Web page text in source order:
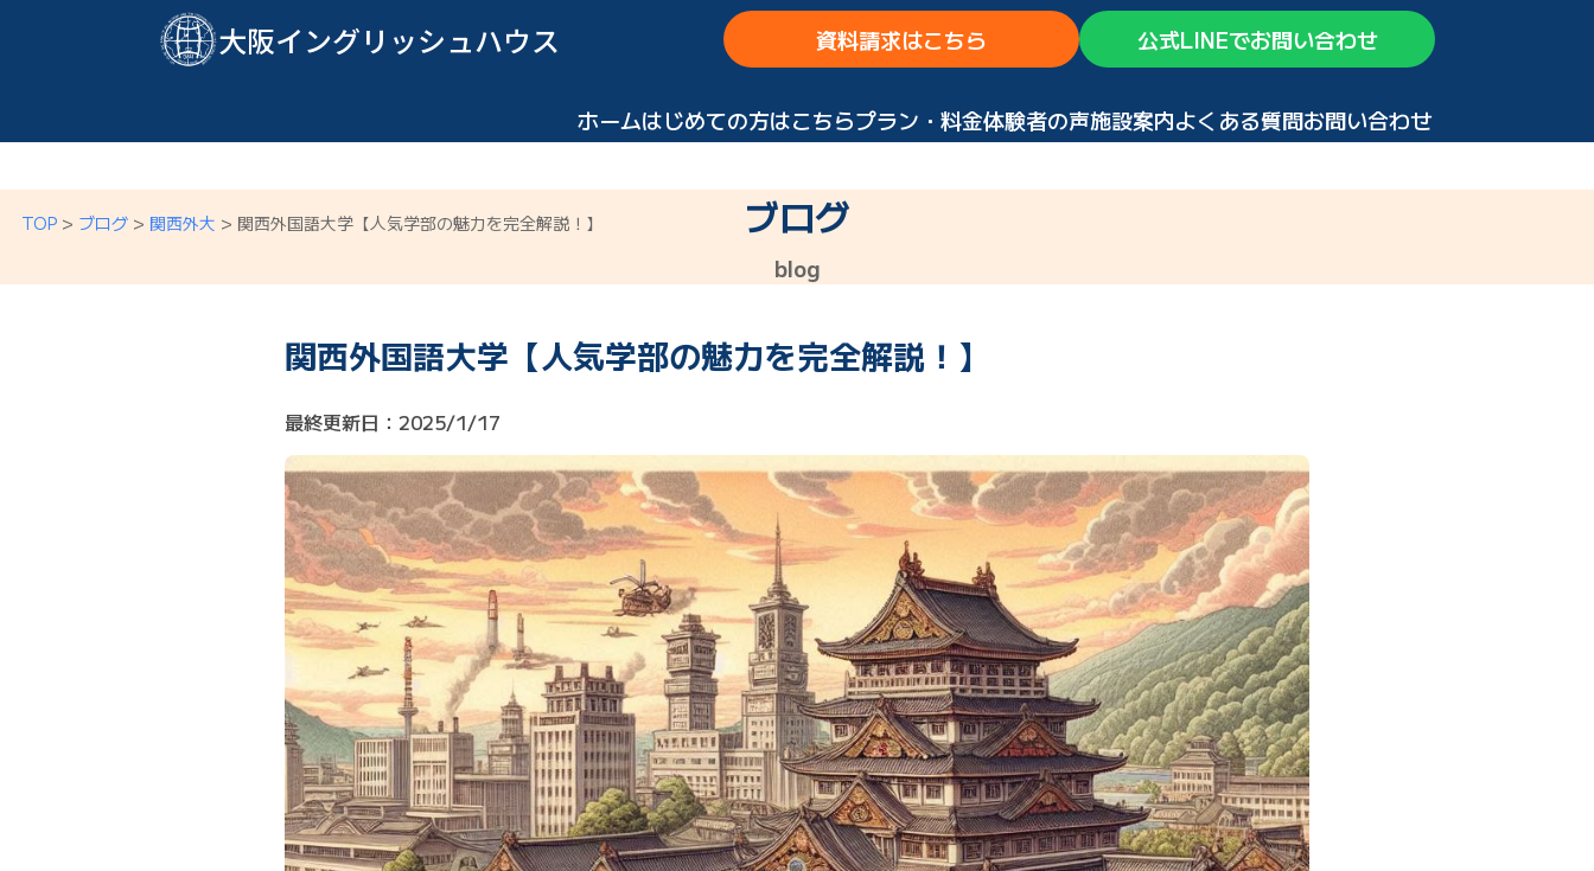
大阪イングリッシュハウス 資料請求はこちら 公式LINEでお問い合わせ
ホームはじめての方はこちらプラン・料金体験者の声施設案内よくある質問お問い合わせ
TOP > ブログ > 関西外大 > 関西外国語大学【人気学部の魅力を完全解説！】 ブログ
blog
関西外国語大学【人気学部の魅力を完全解説！】
最終更新日：2025/1/17